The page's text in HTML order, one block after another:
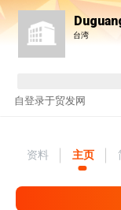
台湾
自登录于贸发网
资料 主页